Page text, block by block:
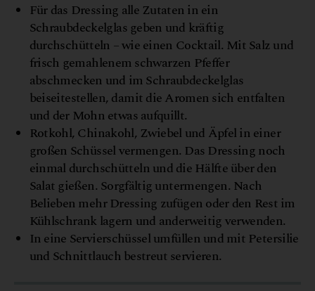
Für das Dressing alle Zutaten in ein
Schraubdeckelglas geben und kräftig
durchschütteln – wie einen Cocktail. Mit Salz und
frisch gemahlenem schwarzen Pfeffer
abschmecken und im Schraubdeckelglas
beiseitestellen, damit die Aromen sich entfalten
und der Mohn etwas aufquillt.
Rotkohl, Chinakohl, Zwiebel und Äpfel in einer
großen Schüssel vermengen. Das Dressing noch
einmal durchschütteln und die Hälfte über den
Salat gießen. Sorgfältig untermengen. Nach
Belieben mehr Dressing zufügen oder den Rest im
Kühlschrank lagern und anderweitig verwenden.
In eine Servierschüssel umfüllen und mit Petersilie
und Schnittlauch bestreut servieren.